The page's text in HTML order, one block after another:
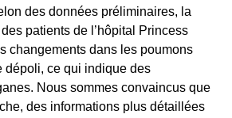
des données préliminaires, la
patients de l’hôpital Princess
changements dans les poumons
dépoli, ce qui indique des
Nous sommes convaincus que
des informations plus détaillées